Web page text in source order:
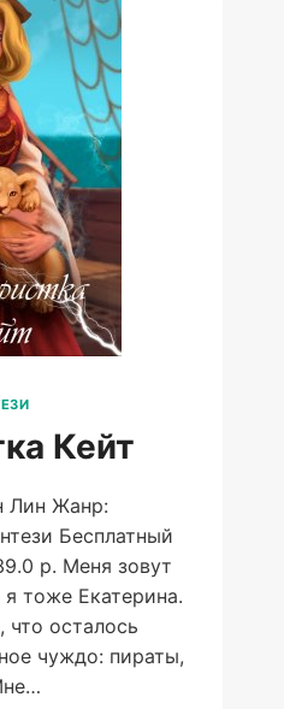
Кейт
Лин Жанр:
Бесплатный
р. Меня зовут
тоже Екатерина.
что осталось
чуждо: пираты,